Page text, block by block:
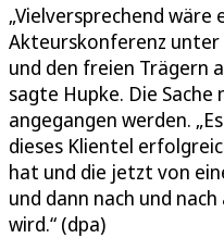
„Vielversprechend wäre
Akteurskonferenz
und den freien Trägern
sagte Hupke. Die
angegangen werden.
dieses Klientel
hat und die jetzt von
und dann nach und
wird.“ (dpa)